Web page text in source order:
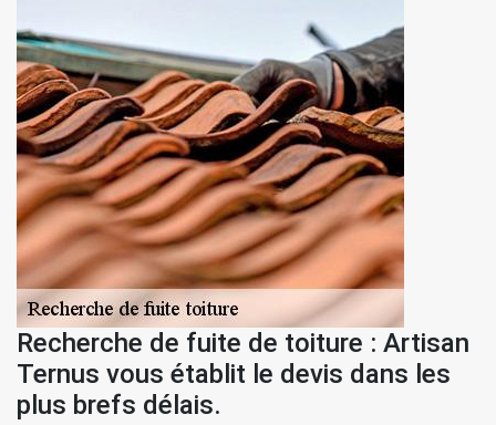
Recherche de fuite de toiture : Artisan
Ternus vous établit le devis dans les
plus brefs délais.